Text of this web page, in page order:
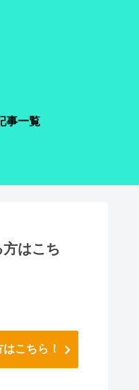
事一覧
はこち
こちら！